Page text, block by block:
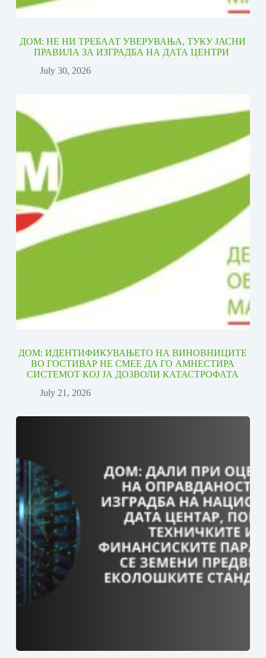
ДОМ: НЕ НИ ТРЕБААТ УВЕРУВАЊА, ТУКУ ЈАСНИ
ПРАВИЛА ЗА ИЗГРАДБА НА ДАТА ЦЕНТРИ
July 30, 2026
ДОМ: ИДЕНТИФИКУВАЊЕТО НА ВИНОВНИЦИТЕ
ВО ГОСТИВАР НЕ СМЕЕ ДА ГО АМНЕСТИРА
СИСТЕМОТ КОЈ ЈА ДОЗВОЛИ КАТАСТРОФАТА
July 21, 2026